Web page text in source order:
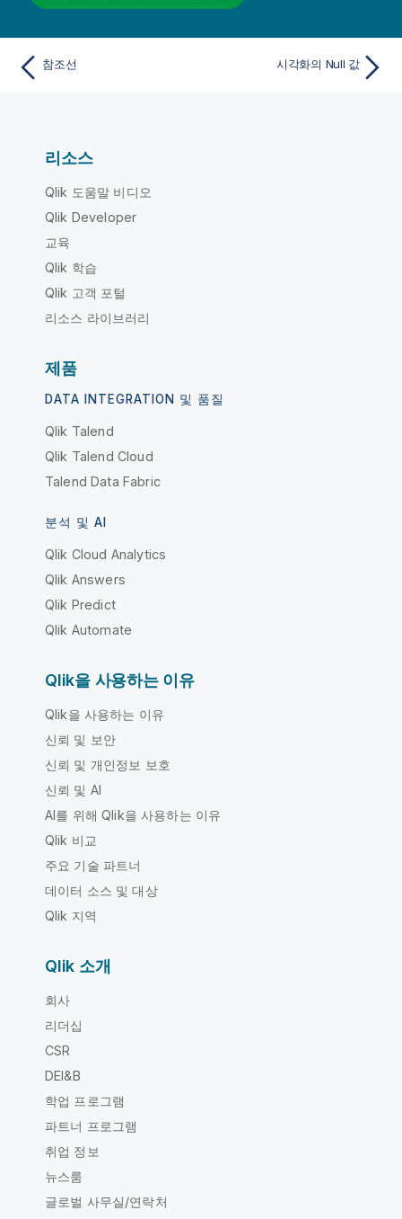
참조선 시각화의 Null 값
리소스
Qlik 도움말 비디오
Qlik Developer
교육
Qlik 학습
Qlik 고객 포털
리소스 라이브러리
제품
DATA INTEGRATION 및 품질
Qlik Talend
Qlik Talend Cloud
Talend Data Fabric
분석 및 AI
Qlik Cloud Analytics
Qlik Answers
Qlik Predict
Qlik Automate
Qlik을 사용하는 이유
Qlik을 사용하는 이유
신뢰 및 보안
신뢰 및 개인정보 보호
신뢰 및 AI
AI를 위해 Qlik을 사용하는 이유
Qlik 비교
주요 기술 파트너
데이터 소스 및 대상
Qlik 지역
Qlik 소개
회사
리더십
CSR
DEI&B
학업 프로그램
파트너 프로그램
취업 정보
뉴스룸
글로벌 사무실/연락처